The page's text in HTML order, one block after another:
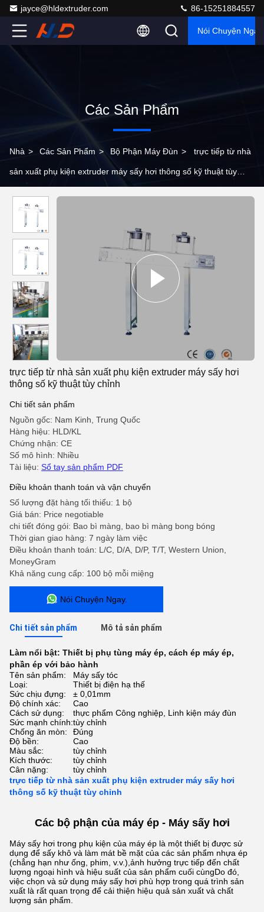
jayce@hldextruder.com 86-15251884557
Nói Chuyện Ngay.
Các Sản Phẩm
Nhà > Các Sản Phẩm > Bộ Phận Máy Đùn > trực tiếp từ nhà
sản xuất phụ kiện extruder máy sấy hơi thông số kỹ thuật tùy
trực tiếp từ nhà sản xuất phụ kiện extruder máy sấy hơi
thông số kỹ thuật tùy chỉnh
Chi tiết sản phẩm
Nguồn gốc: Nam Kinh, Trung Quốc
Hàng hiệu: HLD/KL
Chứng nhận: CE
Số mô hình: Nhiều
Tài liệu: Sổ tay sản phẩm PDF
Điều khoản thanh toán và vận chuyển
Số lượng đặt hàng tối thiểu: 1 bộ
Giá bán: Price negotiable
chi tiết đóng gói: Bao bì màng, bao bì màng bong bóng
Thời gian giao hàng: 7 ngày làm việc
Điều khoản thanh toán: L/C, D/A, D/P, T/T, Western Union,
MoneyGram
Khả năng cung cấp: 100 bộ mỗi miệng
Nói Chuyện Ngay.
Chi tiết sản phẩm Mô tả sản phẩm
Làm nổi bật: Thiết bị phụ tùng máy ép, cách ép máy ép,
phần ép với bảo hành
Tên sản phẩm:
Máy sấy tóc
Loại:
Thiết bị điện hạ thế
Sức chịu đựng:
± 0,01mm
Độ chính xác:
Cao
Cách sử dụng:
thực phẩm Công nghiệp, Linh kiện máy đùn
Sức mạnh chính:tùy chỉnh
Chống ăn mòn:
Đúng
Độ bền:
Cao
Màu sắc:
tùy chỉnh
Kích thước:
tùy chỉnh
Cân nặng:
tùy chỉnh
trực tiếp từ nhà sản xuất phụ kiện extruder máy sấy hơi
thông số kỹ thuật tùy chỉnh
Các bộ phận của máy ép - Máy sấy hơi
Máy sấy hơi trong phụ kiện của máy ép là một thiết bị được sử
dụng để sấy khô và làm mát bề mặt của các sản phẩm nhựa ép
(chẳng hạn như ống, phim, v.v.),ảnh hưởng trực tiếp đến chất
lượng ngoại hình và hiệu suất của sản phẩm cuối cùngDo đó,
việc chọn và sử dụng máy sấy hơi phù hợp trong quá trình sản
xuất là rất quan trọng để cải thiện hiệu quả sản xuất và chất
lượng sản phẩm.